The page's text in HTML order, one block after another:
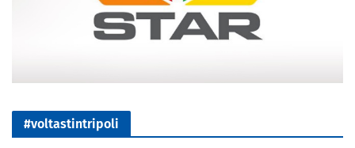
#voltastintripoli